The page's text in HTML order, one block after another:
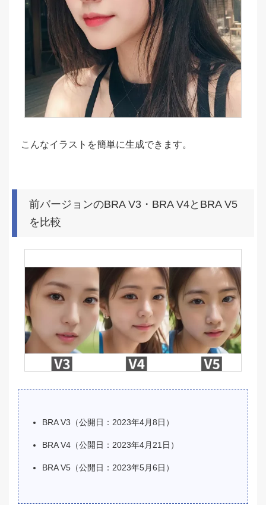
こんなイラストを簡単に生成できます。
前バージョンのBRA V3・BRA V4とBRA V5
を比較
BRA V3（公開日：2023年4月8日）
BRA V4（公開日：2023年4月21日）
BRA V5（公開日：2023年5月6日）